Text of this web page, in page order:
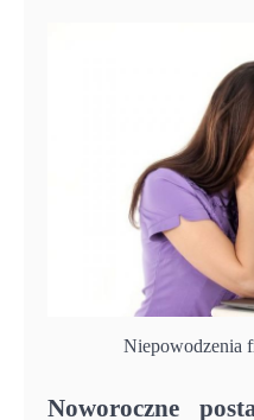
Niepowodzenia
Noworoczne